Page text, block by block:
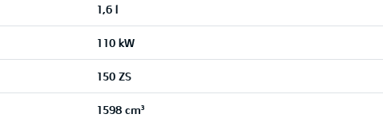
1,6 l
110 kW
150 ZS
1598 cm³